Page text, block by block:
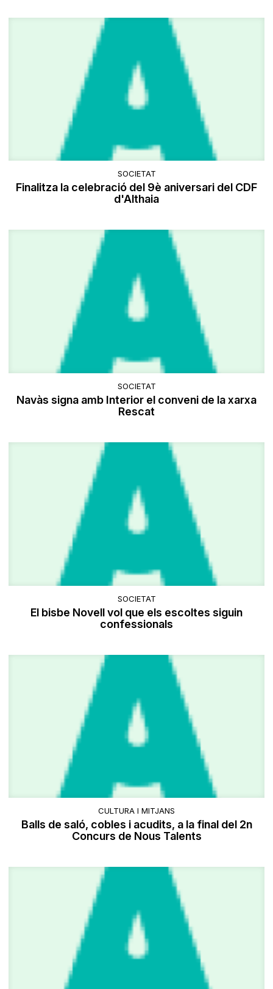
SOCIETAT
Finalitza la celebració del 9è aniversari del CDF
d'Althaia
SOCIETAT
Navàs signa amb Interior el conveni de la xarxa
Rescat
SOCIETAT
El bisbe Novell vol que els escoltes siguin
confessionals
CULTURA I MITJANS
Balls de saló, cobles i acudits, a la final del 2n
Concurs de Nous Talents